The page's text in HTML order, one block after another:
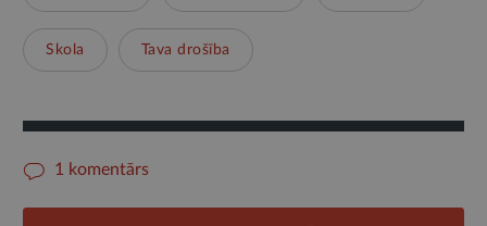
Skola Tava drošība
1 komentārs